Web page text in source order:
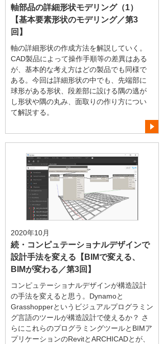
軸部品の詳細形状モデリング（1）
【基本要素形状のモデリング／第3
回】
軸の詳細形状の作成方法を解説していく。
CAD製品によって操作手順等の差異はある
が、基本的な考え方はどの製品でも同様で
ある。今回は詳細形状の中でも、先端部に
球形がある形状、段差部に設ける隅の逃が
し形状や隅の丸み、面取りの作り方につい
て解説する。
2020年10月
続・コンピュテーショナルデザインで
設計手法を変える【BIMで変える、
BIMが変わる／第3回】
コンピュテーショナルデザインが構造設計
の手法を変えると思う。Dynamoと
Grasshopperというビジュアルプログラミン
グ言語のツールが構造設計で使えるか？ さ
らにこれらのプログラミングツールとBIMア
プリケーションのRevitとARCHICADとが、